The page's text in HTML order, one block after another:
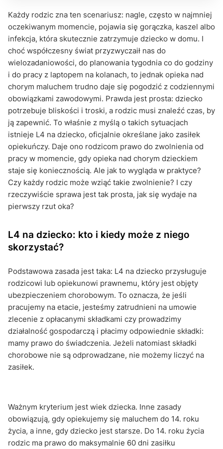
Każdy rodzic zna ten scenariusz: nagle, często w najmniej
oczekiwanym momencie, pojawia się gorączka, kaszel albo
infekcja, która skutecznie zatrzymuje dziecko w domu. I
choć współczesny świat przyzwyczaił nas do
wielozadaniowości, do planowania tygodnia co do godziny
i do pracy z laptopem na kolanach, to jednak opieka nad
chorym maluchem trudno daje się pogodzić z codziennymi
obowiązkami zawodowymi. Prawda jest prosta: dziecko
potrzebuje bliskości i troski, a rodzic musi znaleźć czas, by
ją zapewnić. To właśnie z myślą o takich sytuacjach
istnieje L4 na dziecko, oficjalnie określane jako zasiłek
opiekuńczy. Daje ono rodzicom prawo do zwolnienia od
pracy w momencie, gdy opieka nad chorym dzieckiem
staje się koniecznością. Ale jak to wygląda w praktyce?
Czy każdy rodzic może wziąć takie zwolnienie? I czy
rzeczywiście sprawa jest tak prosta, jak się wydaje na
pierwszy rzut oka?
L4 na dziecko: kto i kiedy może z niego
skorzystać?
Podstawowa zasada jest taka: L4 na dziecko przysługuje
rodzicowi lub opiekunowi prawnemu, który jest objęty
ubezpieczeniem chorobowym. To oznacza, że jeśli
pracujemy na etacie, jesteśmy zatrudnieni na umowie
zlecenie z opłacanymi składkami czy prowadzimy
działalność gospodarczą i płacimy odpowiednie składki:
mamy prawo do świadczenia. Jeżeli natomiast składki
chorobowe nie są odprowadzane, nie możemy liczyć na
zasiłek.
Ważnym kryterium jest wiek dziecka. Inne zasady
obowiązują, gdy opiekujemy się maluchem do 14. roku
życia, a inne, gdy dziecko jest starsze. Do 14. roku życia
rodzic ma prawo do maksymalnie 60 dni zasiłku